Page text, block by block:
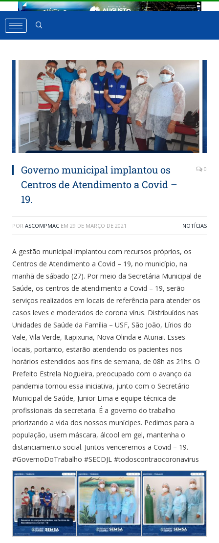
Governo municipal implantou os
Centros de Atendimento a Covid –
19.
0
POR ASCOMPMAC EM 29 DE MARÇO DE 2021 NOTÍCIAS
A gestão municipal implantou com recursos próprios, os
Centros de Atendimento a Covid – 19, no município, na
manhã de sábado (27). Por meio da Secretária Municipal de
Saúde, os centros de atendimento a Covid – 19, serão
serviços realizados em locais de referência para atender os
casos leves e moderados de corona vírus. Distribuídos nas
Unidades de Saúde da Família – USF, São João, Lírios do
Vale, Vila Verde, Itapixuna, Nova Olinda e Aturiai. Esses
locais, portanto, estarão atendendo os pacientes nos
horários estendidos aos fins de semana, de 08h as 21hs. O
Prefeito Estrela Nogueira, preocupado com o avanço da
pandemia tomou essa iniciativa, junto com o Secretário
Municipal de Saúde, Junior Lima e equipe técnica de
profissionais da secretaria. É a governo do trabalho
priorizando a vida dos nossos munícipes. Pedimos para a
população, usem máscara, álcool em gel, mantenha o
distanciamento social. Juntos venceremos a Covid – 19.
#GovernoDoTrabalho #SECDJL #todoscontraocoronavirus